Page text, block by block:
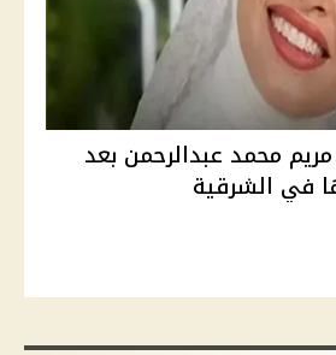
محمد عبدالرحمن بعد
في الشرقية